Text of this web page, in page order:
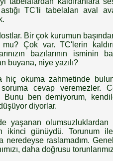
TC'li tabelaları aval
Bir çok kurumun
Çok var. TC'lerin
bazılarının
buyana, niye yazılı?
hiç okuma zahmetinde
soruma cevap veremezler.
Bunu ben demiyorum,
diyorlar.
yaşanan
ikinci günüydü. Torunum
neredeyse raslamadım.
daha doğrusu